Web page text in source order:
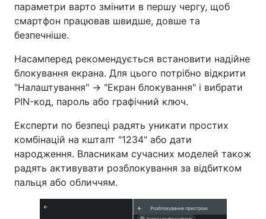
параметри варто змінити в першу чергу, щоб
смартфон працював швидше, довше та
безпечніше.
Насамперед рекомендується встановити надійне
блокування екрана. Для цього потрібно відкрити
"Налаштування" → "Екран блокування" і вибрати
PIN-код, пароль або графічний ключ.
Експерти по безпеці радять уникати простих
комбінацій на кшталт "1234" або дати
народження. Власникам сучасних моделей також
радять активувати розблокування за відбитком
пальця або обличчям.